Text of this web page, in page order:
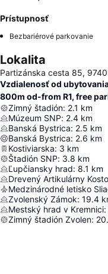
Prístupnosť
Bezbariérové parkovanie
Lokalita
Partizánska cesta 85,
Vzdialenosť od
800m od-from R1, free
Zimný štadión: 2.1 km
Múzeum SNP: 2.4 km
Banská Bystrica: 2.5 km
Banská Bystrica: 2.6 km
Kostiviarska: 3 km
Štadión SNP: 3.8 km
Ľupčiansky hrad: 8.1 km
Drevený Artikulárny
Medzinárodné letisko
Zvolenský Zámok: 19.4
Mestský hrad v Kremnici:
Zimný štadión Zvolen: